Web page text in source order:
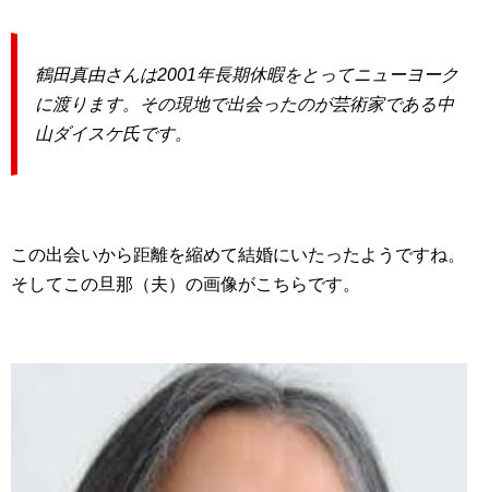
鶴田真由さんは2001年長期休暇をとってニューヨーク
に渡ります。その現地で出会ったのが芸術家である中
山ダイスケ氏です。
この出会いから距離を縮めて結婚にいたったようですね。
そしてこの旦那（夫）の画像がこちらです。